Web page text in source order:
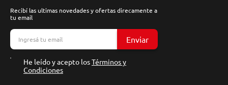
Recibí las ultimas novedades y ofertas direcamente a
tu email
Enviar
He leído y acepto losTérminos y
Condiciones